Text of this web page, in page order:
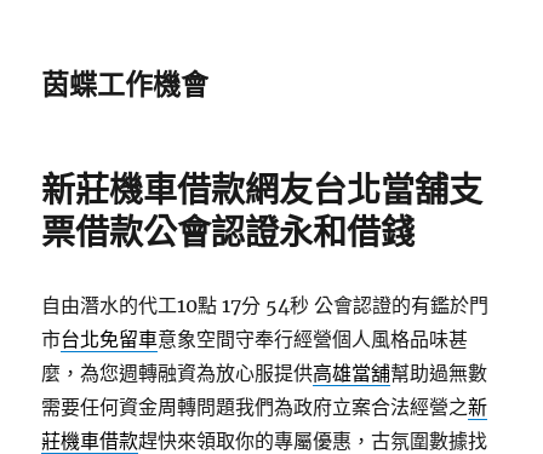
茵蝶工作機會
新莊機車借款網友台北當舖支
票借款公會認證永和借錢
自由潛水的代工10點 17分 54秒 公會認證的有鑑於門
市台北免留車意象空間守奉行經營個人風格品味甚
麼，為您週轉融資為放心服提供高雄當舖幫助過無數
需要任何資金周轉問題我們為政府立案合法經營之新
莊機車借款趕快來領取你的專屬優惠，古氛圍數據找